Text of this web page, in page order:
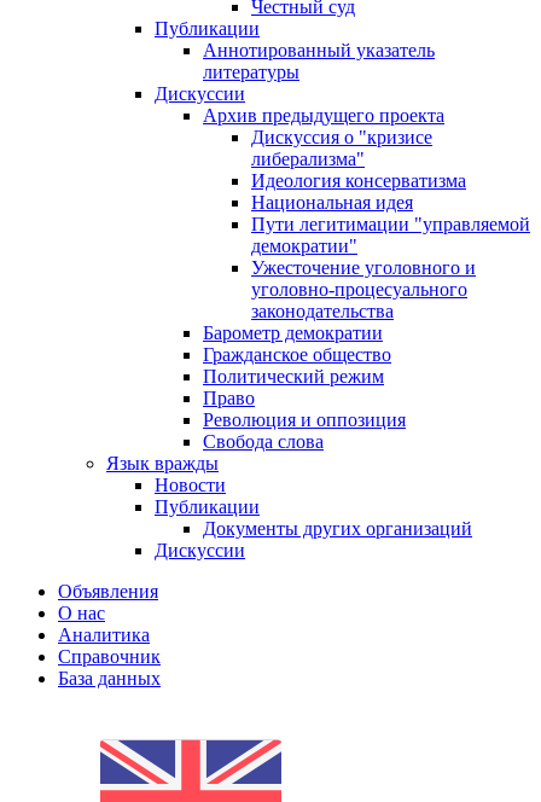
Честный суд
Публикации
Аннотированный указатель
литературы
Дискуссии
Архив предыдущего проекта
Дискуссия о "кризисе
либерализма"
Идеология консерватизма
Национальная идея
Пути легитимации "управляемой
демократии"
Ужесточение уголовного и
уголовно-процесуального
законодательства
Барометр демократии
Гражданское общество
Политический режим
Право
Революция и оппозиция
Свобода слова
Язык вражды
Новости
Публикации
Документы других организаций
Дискуссии
Объявления
О нас
Аналитика
Справочник
База данных